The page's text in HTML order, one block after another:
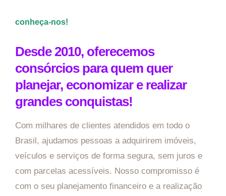
conheça-nos!
Desde 2010, oferecemos
consórcios para quem quer
planejar, economizar e realizar
grandes conquistas!
Com milhares de clientes atendidos em todo o
Brasil, ajudamos pessoas a adquirirem imóveis,
veículos e serviços de forma segura, sem juros e
com parcelas acessíveis. Nosso compromisso é
com o seu planejamento financeiro e a realização